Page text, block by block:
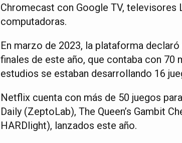
Chromecast con Google TV, televisores
computadoras.
En marzo de 2023, la plataforma
finales de este año, que contaba con 70
estudios se estaban desarrollando 16
Netflix cuenta con más de 50 juegos
Daily (ZeptoLab), The Queen’s Gambit
HARDlight), lanzados este año.